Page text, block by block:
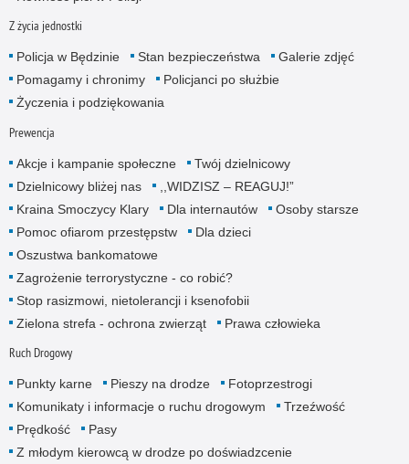
Z życia jednostki
Policja w Będzinie Stan bezpieczeństwa
Galerie zdjęć
Pomagamy i chronimy
Policjanci po służbie
Życzenia i podziękowania
Prewencja
Akcje i kampanie społeczne
Twój dzielnicowy
Dzielnicowy bliżej nas
,,WIDZISZ – REAGUJ!”
Kraina Smoczycy Klary
Dla internautów
Osoby starsze
Pomoc ofiarom przestępstw
Dla dzieci
Oszustwa bankomatowe
Zagrożenie terrorystyczne - co robić?
Stop rasizmowi, nietolerancji i ksenofobii
Zielona strefa - ochrona zwierząt
Prawa człowieka
Ruch Drogowy
Punkty karne Pieszy na drodze
Fotoprzestrogi
Komunikaty i informacje o ruchu drogowym
Trzeźwość
Prędkość
Pasy
Z młodym kierowcą w drodze po doświadzcenie